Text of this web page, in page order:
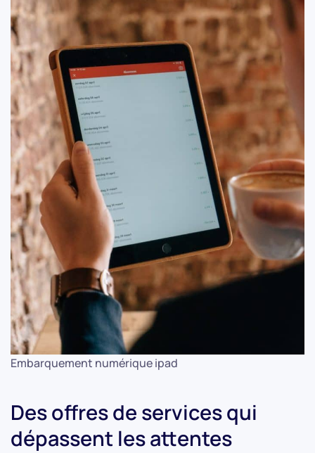
Embarquement numérique ipad
Des offres de services qui
dépassent les attentes